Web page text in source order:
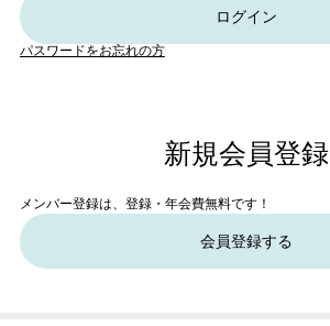
ログイン
パスワードをお忘れの方
新規会員登録
メンバー登録は、登録・年会費無料です！
会員登録する